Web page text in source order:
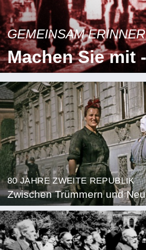
GEMEINSAM
Machen Sie mit
80 JAHRE ZWEITE REPUBLIK
Zwischen Trümmern und